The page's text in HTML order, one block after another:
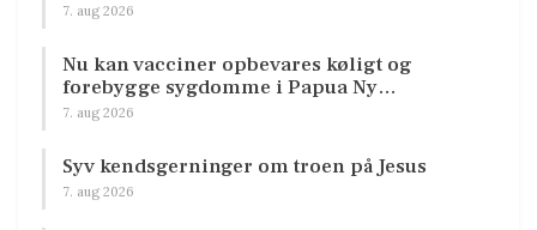
7. aug 2026
Nu kan vacciner opbevares køligt og
forebygge sygdomme i Papua Ny…
7. aug 2026
Syv kendsgerninger om troen på Jesus
7. aug 2026